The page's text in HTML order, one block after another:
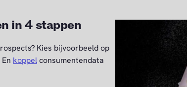
in 4 stappen
Kies bijvoorbeeld op
koppelconsumentendata